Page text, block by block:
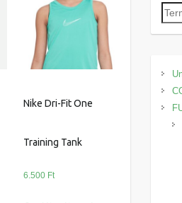
Nike Dri-Fit One
Training Tank
6.500 Ft